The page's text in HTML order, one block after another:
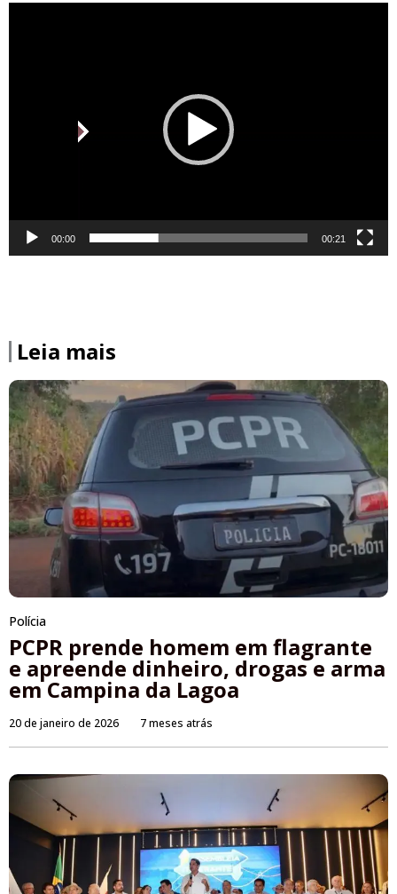
00:00 00:21
Leia mais
Polícia
PCPR prende homem em flagrante
e apreende dinheiro, drogas e arma
em Campina da Lagoa
20 de janeiro de 2026 7 meses atrás